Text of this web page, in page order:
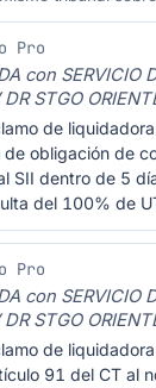
Pro
con SERVICIO
STGO
de
de obligación de
SII dentro de 5
del 100% de
Pro
con SERVICIO
STGO
de
91 del CT al